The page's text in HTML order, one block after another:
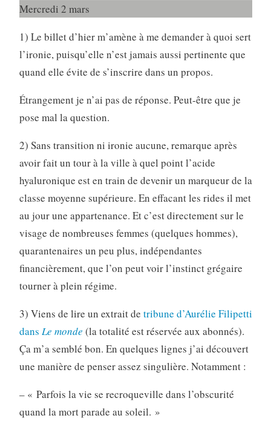
Mercredi 2 mars
1) Le billet d’hier m’amène à me demander à quoi sert
l’ironie, puisqu’elle n’est jamais aussi pertinente que
quand elle évite de s’inscrire dans un propos.
Étrangement je n’ai pas de réponse. Peut-être que je
pose mal la question.
2) Sans transition ni ironie aucune, remarque après
avoir fait un tour à la ville à quel point l’acide
hyaluronique est en train de devenir un marqueur de la
classe moyenne supérieure. En effacant les rides il met
au jour une appartenance. Et c’est directement sur le
visage de nombreuses femmes (quelques hommes),
quarantenaires un peu plus, indépendantes
financièrement, que l’on peut voir l’instinct grégaire
tourner à plein régime.
3) Viens de lire un extrait de tribune d’Aurélie Filipetti
dans Le monde (la totalité est réservée aux abonnés).
Ça m’a semblé bon. En quelques lignes j’ai découvert
une manière de penser assez singulière. Notamment :
– « Parfois la vie se recroqueville dans l’obscurité
quand la mort parade au soleil. »